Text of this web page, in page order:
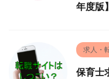
年度版】
求人・
保育士